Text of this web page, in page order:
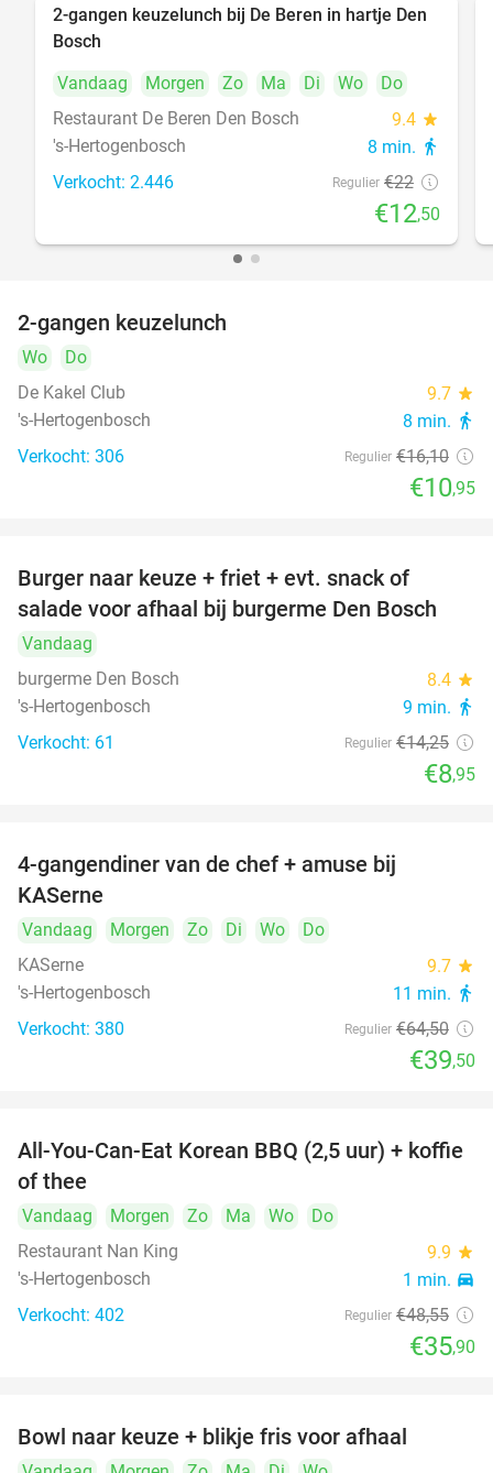
43%
2-gangen keuzelunch bij De Beren in hartje Den
Bosch
Vandaag
Morgen Zo Ma Di Wo
Do
Restaurant De Beren Den Bosch
9.4 star
's-Hertogenbosch 8 min. directions_walk
Verkocht: 2.446 Regulier €22
€12,50
2-gangen keuzelunch
Wo
Do
De Kakel Club
9.7 star
's-Hertogenbosch 8 min. directions_walk
Verkocht: 306 Regulier €16,10
€10,95
Burger naar keuze + friet + evt. snack of
salade voor afhaal bij burgerme Den Bosch
Vandaag
burgerme Den Bosch
8.4 star
's-Hertogenbosch 9 min. directions_walk
Verkocht: 61 Regulier €14,25
€8,95
4-gangendiner van de chef + amuse bij
KASerne
Vandaag Morgen Zo Di Wo
Do
KASerne
9.7 star
's-Hertogenbosch 11 min. directions_walk
Verkocht: 380 Regulier €64,50
€39,50
26%
All-You-Can-Eat Korean BBQ (2,5 uur) + koffie
of thee
Vandaag Morgen Zo Ma Wo
Do
Restaurant Nan King
9.9 star
's-Hertogenbosch 1 min. directions_car
Verkocht: 402 Regulier €48,55
€35,90
Bowl naar keuze + blikje fris voor afhaal